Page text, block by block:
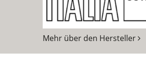
Mehr über den Hersteller